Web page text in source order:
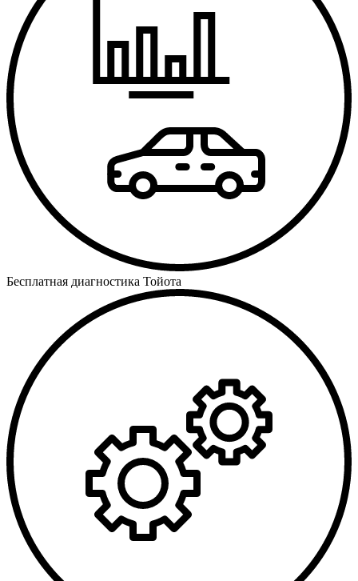
Бесплатная диагностика Тойота